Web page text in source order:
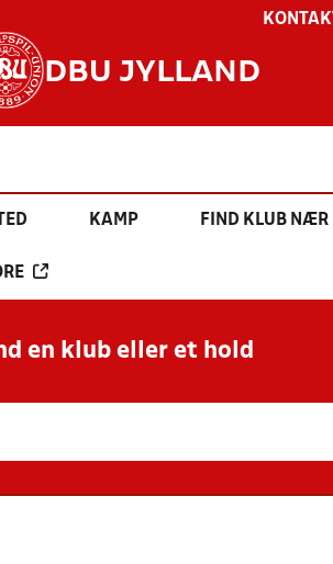
DBU JYLLAND
KAMP FIND KLUB NÆR
en klub eller et hold